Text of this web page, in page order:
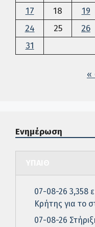
17
18 19
24
25 26
31
«
Ενημέρωση
07-08-26 3,358
Κρήτης για το
07-08-26